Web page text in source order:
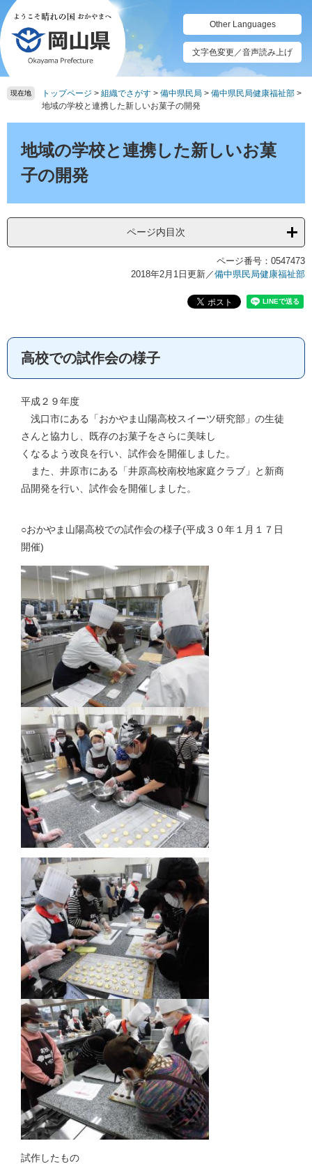
ペ
ー
ジ
の
先
頭
メ
ニ
ュ
ー
を
飛
て
Other Languages
文字色変更／音声読み上げ
現在地 トップページ > 組織でさがす > 備中県民局 > 備中県民局健康福祉部 >
地域の学校と連携した新しいお菓子の開発
地域の学校と連携した新しいお菓
子の開発
ページ内目次
ページ番号：0547473
2018年2月1日更新／備中県民局健康福祉部
高校での試作会の様子
平成２９年度
浅口市にある「おかやま山陽高校スイーツ研究部」の生徒
さんと協力し、既存のお菓子をさらに美味し
くなるよう改良を行い、試作会を開催しました。
また、井原市にある「井原高校南校地家庭クラブ」と新商
品開発を行い、試作会を開催しました。
○おかやま山陽高校での試作会の様子(平成３０年１月１７日
開催)
試作したもの